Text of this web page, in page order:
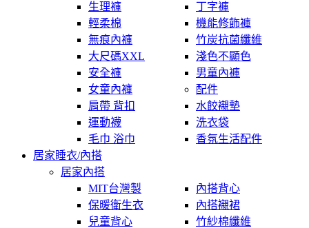
生理褲
丁字褲
輕柔棉
機能修飾褲
無痕內褲
竹炭抗菌纖維
大尺碼XXL
淺色不顯色
安全褲
男童內褲
女童內褲
配件
肩帶 背扣
水餃襯墊
運動襪
洗衣袋
毛巾 浴巾
香氛生活配件
居家睡衣/內搭
居家內搭
MIT台灣製
內搭背心
保暖衛生衣
內搭襯裙
兒童背心
竹紗棉纖維